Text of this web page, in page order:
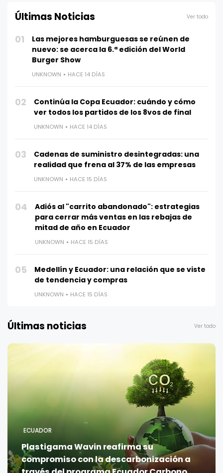
Últimas Noticias Ver todo
01
Las mejores hamburguesas se reúnen de
nuevo: se acerca la 6.ª edición del World
Burger Show
UNKNOWN HACE 14 DÍAS
02
Continúa la Copa Ecuador: cuándo y cómo
ver todos los partidos de los 8vos de final
UNKNOWN HACE 14 DÍAS
03
Cadenas de suministro desintegradas: una
realidad que frena al 37% de las empresas
UNKNOWN HACE 15 DÍAS
04
Adiós al "carrito abandonado": estrategias
para cerrar más ventas en las rebajas de
mitad de año en Ecuador
UNKNOWN HACE 15 DÍAS
05
Medellín y Ecuador: una relación que se viste
de tendencia y compras
UNKNOWN HACE 15 DÍAS
Últimas noticias Ver todo
ECUADOR
Plastigama Wavin reafirma su
compromiso con la descarbonización a